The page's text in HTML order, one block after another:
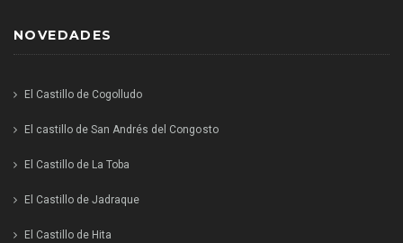
NOVEDADES
El Castillo de Cogolludo
El castillo de San Andrés del Congosto
El Castillo de La Toba
El Castillo de Jadraque
El Castillo de Hita